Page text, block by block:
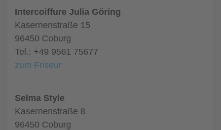
Intercoiffure Julia Göring
Kasernenstraße 15
96450 Coburg
Tel.: +49 9561 75677
zum Friseur
Selma Style
Kasernenstraße 8
96450 Coburg